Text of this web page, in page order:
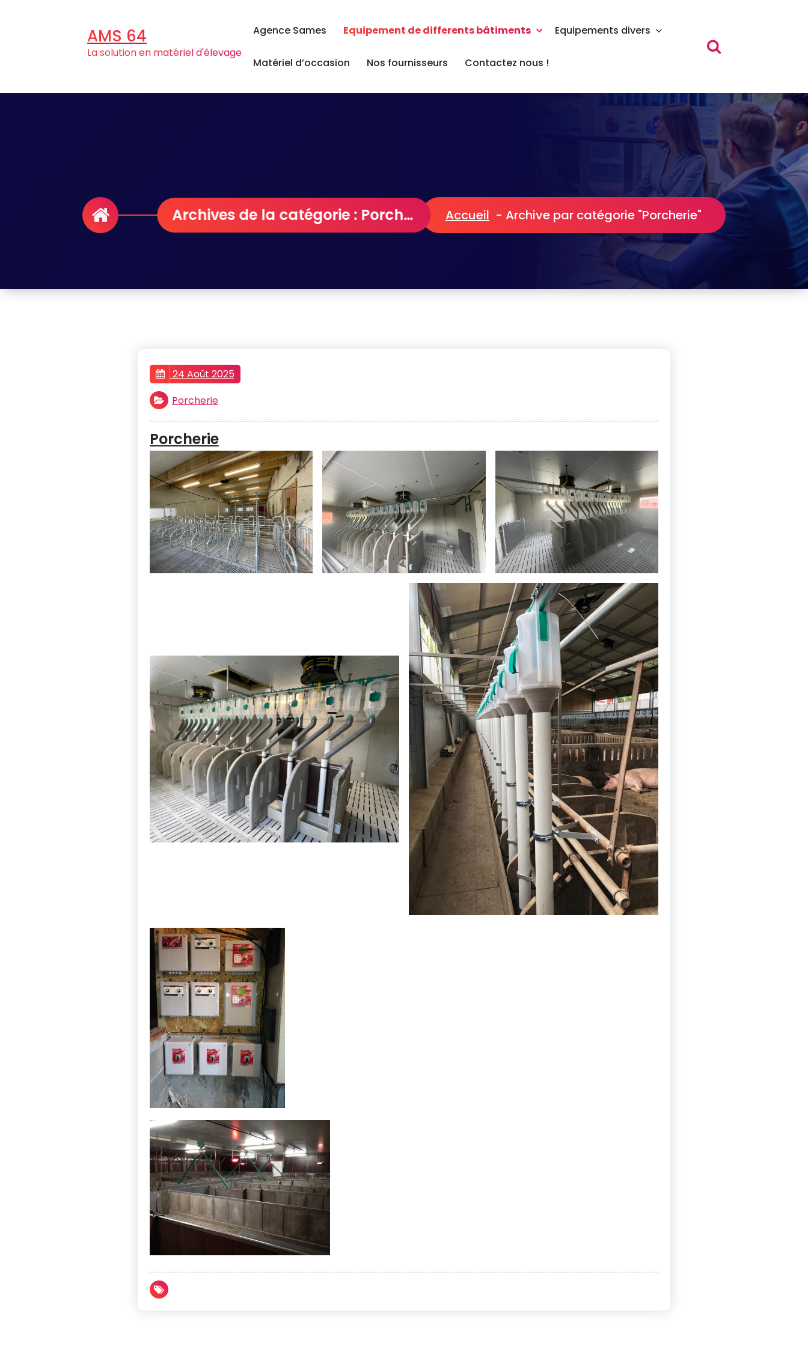
AMS 64
La solution en matériel d'élevage
Agence Sames Equipement de differents bâtiments Equipements divers
Matériel d’occasion Nos fournisseurs Contactez nous !
Archives de la catégorie : Porcherie
Accueil - Archive par catégorie "Porcherie"
24 Août 2025
Porcherie
Porcherie